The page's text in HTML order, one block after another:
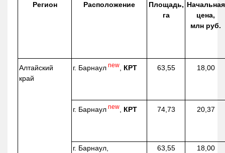
Регион Расположение
Площадь,
га
Начальная
цена,
млн руб.
Алтайский
край
г. Барнаул new КРТ 63,55 18,00
г. Барнаул new КРТ 74,73 20,37
г. Барнаул,
63,55 18,00